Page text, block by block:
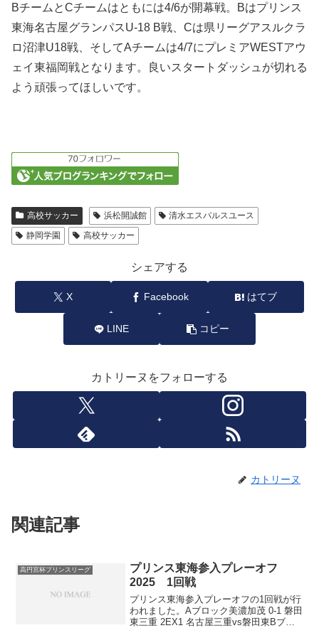
BチームとCチームはともには4/6が開幕戦。Bはプリンス
東海名古屋グランパスU-18 B戦、Cは県リーグアスルクラ
ロ沼津U18戦、そしてAチームは4/7にプレミアWESTアウ
ェイ東福岡戦となります。良いスタートダッシュが切れる
よう頑張ってほしいです。
高校サッカー 浜松開誠館
清水エスパルスユース
静岡学園
高校サッカー
シェアする
X Facebook はてブ
LINE コピー
カトリーヌをフォローする
カトリーヌ
関連記事
高円宮杯プリンスリーグ
プリンス東海参入プレーオフ
2025 1回戦
プリンス東海参入プレーオフの1回戦が行
われました。Aブロック美濃加茂 0-1 磐田
東三重 2EX1 名古屋三重vs磐田東Bブロ